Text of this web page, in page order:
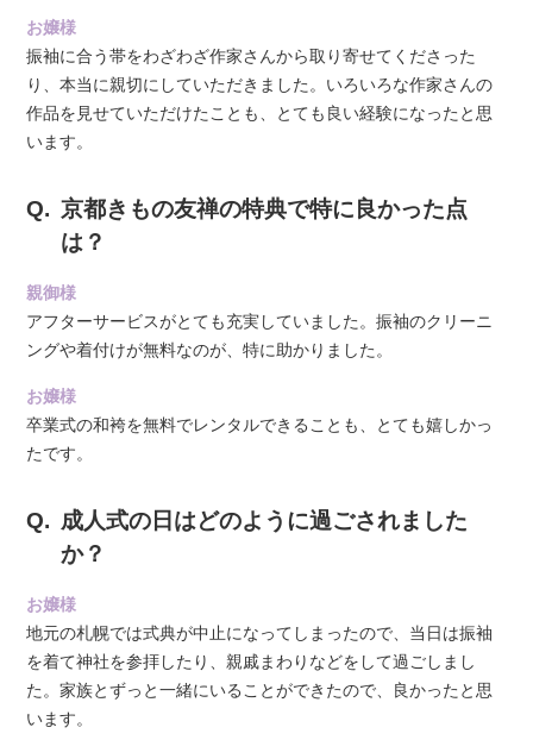
お嬢様
振袖に合う帯をわざわざ作家さんから取り寄せてくださった
り、本当に親切にしていただきました。いろいろな作家さんの
作品を見せていただけたことも、とても良い経験になったと思
います。
京都きもの友禅の特典で特に良かった点
は？
親御様
アフターサービスがとても充実していました。振袖のクリーニ
ングや着付けが無料なのが、特に助かりました。
お嬢様
卒業式の和袴を無料でレンタルできることも、とても嬉しかっ
たです。
成人式の日はどのように過ごされました
か？
お嬢様
地元の札幌では式典が中止になってしまったので、当日は振袖
を着て神社を参拝したり、親戚まわりなどをして過ごしまし
た。家族とずっと一緒にいることができたので、良かったと思
います。